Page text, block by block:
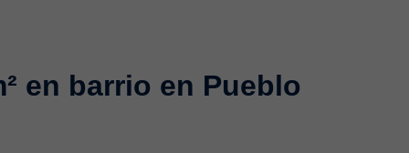
en barrio en Pueblo